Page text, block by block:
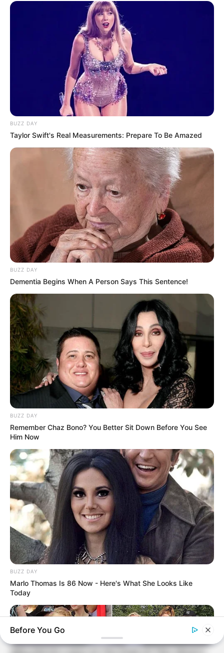
BUZZ DAY
Taylor Swift's Real Measurements: Prepare To Be Amazed
BUZZ DAY
Dementia Begins When A Person Says This Sentence!
BUZZ DAY
Remember Chaz Bono? You Better Sit Down Before You See
Him Now
BUZZ DAY
Marlo Thomas Is 86 Now - Here's What She Looks Like
Today
Before You Go